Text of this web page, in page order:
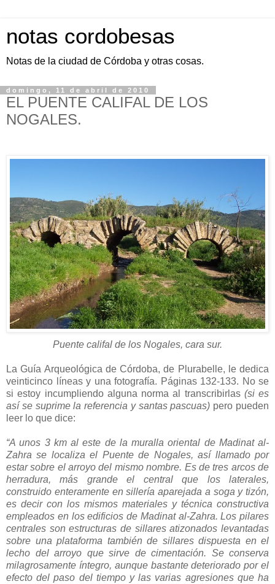
notas cordobesas
Notas de la ciudad de Córdoba y otras cosas.
domingo, 11 de abril de 2010
EL PUENTE CALIFAL DE LOS
NOGALES.
Puente califal de los Nogales, cara sur.
La Guía Arqueológica de Córdoba, de Plurabelle, le dedica
veinticinco líneas y una fotografía. Páginas 132-133. No se
si estoy incumpliendo alguna norma al transcribirlas (si es
así se suprime la referencia y santas pascuas) pero pueden
leer lo que dice:
“A unos 3 km al este de la muralla oriental de Madinat al-
Zahra se localiza el Puente de Nogales, así llamado por
estar sobre el arroyo del mismo nombre. Es de tres arcos de
herradura, más grande el central que los laterales,
construido enteramente en sillería aparejada a soga y tizón,
es decir con los mismos materiales y técnica constructiva
empleados en los edificios de Madinat al-Zahra. Los pilares
centrales son estructuras de sillares atizonados levantadas
sobre una plataforma también de sillares dispuesta en el
lecho del arroyo que sirve de cimentación. Se conserva
milagrosamente íntegro, aunque bastante deteriorado por el
efecto del paso del tiempo y las varias agresiones que ha